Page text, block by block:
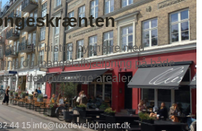
bistod bygherre med
og mangelafhjælpning på både
og de udvendige arealer.
44 15 info@toxdevelopment.dk